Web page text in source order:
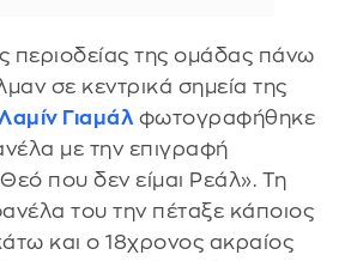
περιοδείας της ομάδας πάνω
σε κεντρικά σημεία της
Γιαμάλ φωτογραφήθηκε
με την επιγραφή
που δεν είμαι Ρεάλ». Τη
του την πέταξε κάποιος
και ο 18χρονος ακραίος